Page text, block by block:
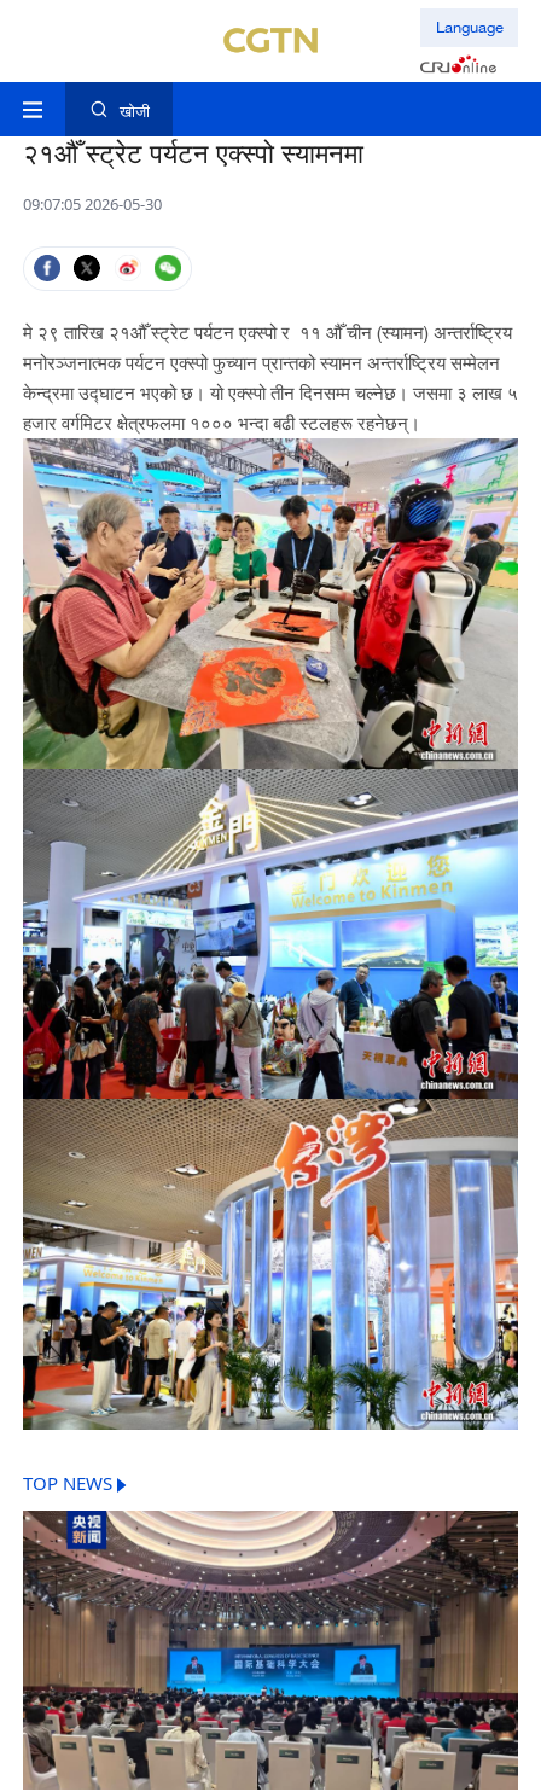
Language
खोजी
२१औँ स्ट्रेट पर्यटन एक्स्पो स्यामनमा
09:07:05 2026-05-30
मे २९ तारिख २१औँ स्ट्रेट पर्यटन एक्स्पो र ११ औँ चीन (स्यामन) अन्तर्राष्ट्रिय
मनोरञ्जनात्मक पर्यटन एक्स्पो फुच्यान प्रान्तको स्यामन अन्तर्राष्ट्रिय सम्मेलन
केन्द्रमा उद्घाटन भएको छ। यो एक्स्पो तीन दिनसम्म चल्नेछ। जसमा ३ लाख ५
हजार वर्गमिटर क्षेत्रफलमा १००० भन्दा बढी स्टलहरू रहनेछन्।
TOP NEWS